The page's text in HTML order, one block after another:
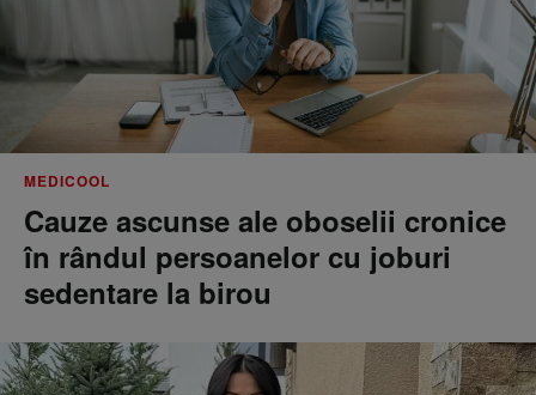
MEDICOOL
Cauze ascunse ale oboselii cronice
în rândul persoanelor cu joburi
sedentare la birou